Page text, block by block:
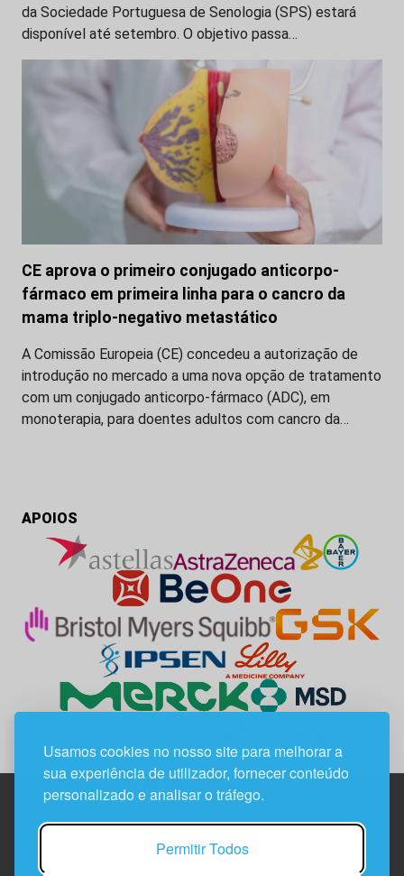
Usamos cookies no nosso site para melhorar a
sua experiência de utilizador, fornecer conteúdo
personalizado e analisar o tráfego.
Permitir Todos
da Sociedade Portuguesa de Senologia (SPS) estará
disponível até setembro. O objetivo passa…
CE aprova o primeiro conjugado anticorpo-
fármaco em primeira linha para o cancro da
mama triplo-negativo metastático
A Comissão Europeia (CE) concedeu a autorização de
introdução no mercado a uma nova opção de tratamento
com um conjugado anticorpo-fármaco (ADC), em
monoterapia, para doentes adultos com cancro da…
APOIOS
Edif. Lisboa Oriente | Av. Infante D. Henrique, n.º 333H, esc.
1800-282 Lisboa | Portugal